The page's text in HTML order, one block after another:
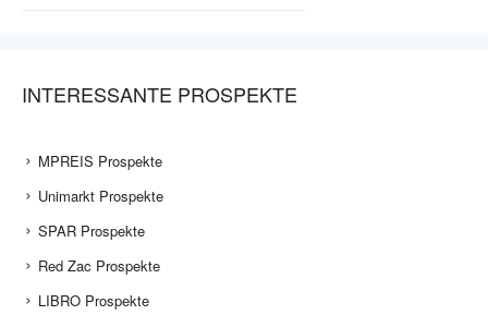
INTERESSANTE PROSPEKTE
MPREIS Prospekte
Unimarkt Prospekte
SPAR Prospekte
Red Zac Prospekte
LIBRO Prospekte